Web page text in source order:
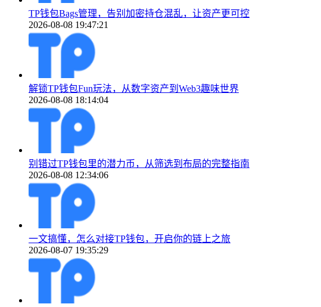
TP钱包Bags管理，告别加密持仓混乱，让资产更可控
2026-08-08 19:47:21
解锁TP钱包Fun玩法，从数字资产到Web3趣味世界
2026-08-08 18:14:04
别错过TP钱包里的潜力币，从筛选到布局的完整指南
2026-08-08 12:34:06
一文搞懂，怎么对接TP钱包，开启你的链上之旅
2026-08-07 19:35:29